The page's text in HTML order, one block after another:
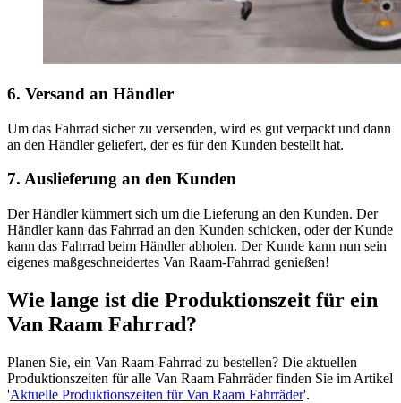
6. Versand an Händler
Um das Fahrrad sicher zu versenden, wird es gut verpackt und dann
an den Händler geliefert, der es für den Kunden bestellt hat.
7. Auslieferung an den Kunden
Der Händler kümmert sich um die Lieferung an den Kunden. Der
Händler kann das Fahrrad an den Kunden schicken, oder der Kunde
kann das Fahrrad beim Händler abholen. Der Kunde kann nun sein
eigenes maßgeschneidertes Van Raam-Fahrrad genießen!
Wie lange ist die Produktionszeit für ein
Van Raam Fahrrad?
Planen Sie, ein Van Raam-Fahrrad zu bestellen? Die aktuellen
Produktionszeiten für alle Van Raam Fahrräder finden Sie im Artikel
'Aktuelle Produktionszeiten für Van Raam Fahrräder'.